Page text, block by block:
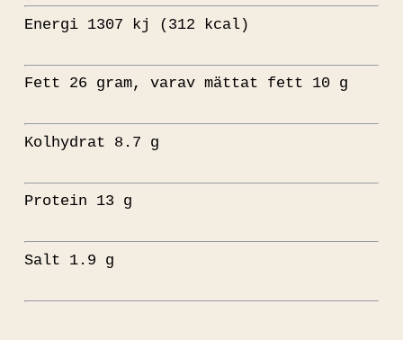
Energi 1307 kj (312 kcal)
Fett 26 gram, varav mättat fett 10 g
Kolhydrat 8.7 g
Protein 13 g
Salt 1.9 g